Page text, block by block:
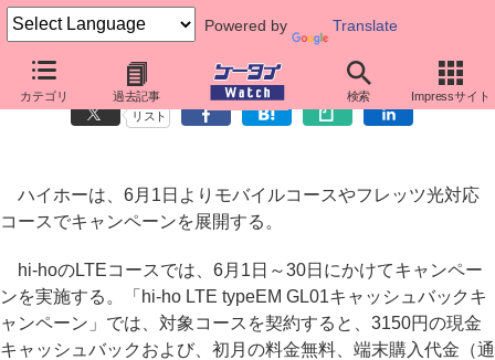
Powered by Translate
カテゴリ 過去記事 検索 Impressサイト
ハイホー、6月1日よりモバイル関連コースで各種キャンペーン
リスト
ハイホーは、6月1日よりモバイルコースやフレッツ光対応
コースでキャンペーンを展開する。
hi-hoのLTEコースでは、6月1日～30日にかけてキャンペー
ンを実施する。「hi-ho LTE typeEM GL01キャッシュバックキ
ャンペーン」では、対象コースを契約すると、3150円の現金
キャッシュバックおよび、初月の料金無料、端末購入代金（通